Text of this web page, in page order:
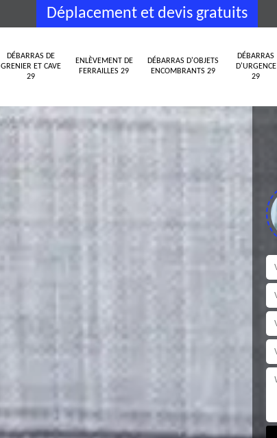
Déplacement et devis gratuits
DÉBARRAS DE
GRENIER ET CAVE
29
ENLÈVEMENT DE
FERRAILLES 29
DÉBARRAS D'OBJETS
ENCOMBRANTS 29
DÉBARRAS
D'URGENCE
29